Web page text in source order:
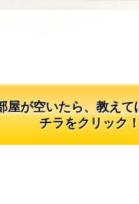
屋が空いたら、教えて
チラをクリック